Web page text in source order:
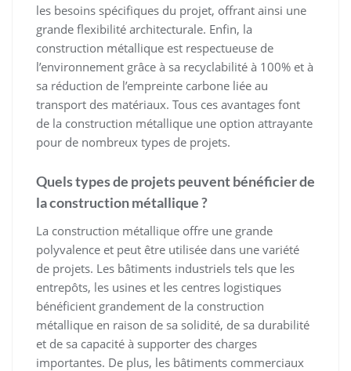
les besoins spécifiques du projet, offrant ainsi une
grande flexibilité architecturale. Enfin, la
construction métallique est respectueuse de
l’environnement grâce à sa recyclabilité à 100% et à
sa réduction de l’empreinte carbone liée au
transport des matériaux. Tous ces avantages font
de la construction métallique une option attrayante
pour de nombreux types de projets.
Quels types de projets peuvent bénéficier de
la construction métallique ?
La construction métallique offre une grande
polyvalence et peut être utilisée dans une variété
de projets. Les bâtiments industriels tels que les
entrepôts, les usines et les centres logistiques
bénéficient grandement de la construction
métallique en raison de sa solidité, de sa durabilité
et de sa capacité à supporter des charges
importantes. De plus, les bâtiments commerciaux